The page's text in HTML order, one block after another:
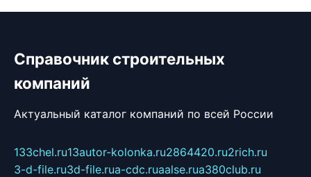
Справочник строительных
компаний
Актуальный каталог компаний по всей России
133chel.ru13autor-kolonka.ru2864420.ru2rich.ru
3-d-file.ru3d-file.rua-cdc.ruaalse.rua380club.ru